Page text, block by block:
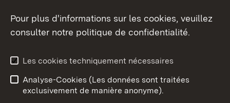
Aperçu des thèmes
Pour plus d'informations sur les cookies, veuillez
consulter notre politique de confidentialité.
Les cookies techniquement nécessaires
Analyse-Cookies (Les données sont traitées
exclusivement de manière anonyme).